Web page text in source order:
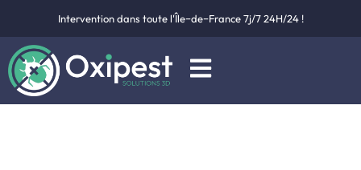
Intervention dans toute l'Île−de−France 7j/7 24H/24 !